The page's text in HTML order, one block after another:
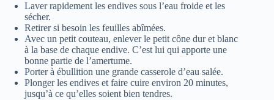
Laver rapidement les endives sous l’eau froide et les
sécher.
Retirer si besoin les feuilles abîmées.
Avec un petit couteau, enlever le petit cône dur et blanc
à la base de chaque endive. C’est lui qui apporte une
bonne partie de l’amertume.
Porter à ébullition une grande casserole d’eau salée.
Plonger les endives et faire cuire environ 20 minutes,
jusqu’à ce qu’elles soient bien tendres.